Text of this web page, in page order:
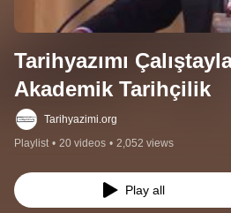
Tarihyazımı
Akademik Tarihçilik
Tarihyazimi.org
Playlist • 20 videos • 2,052 views
Play all